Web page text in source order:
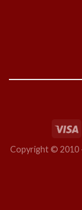
Copyright © 2010